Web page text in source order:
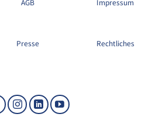
Presse Rechtliches